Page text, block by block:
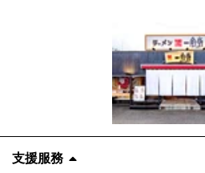
支援服務